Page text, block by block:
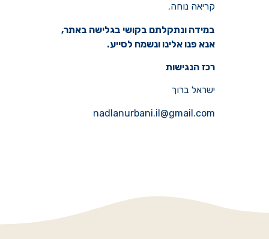
קריאה נוחה.
במידה ונתקלתם בקושי בגלישה באתר,
אנא פנו אלינו ונשמח לסייע.
רכז הנגישות
ישראל ברוך
nadlanurbani.il@gmail.com